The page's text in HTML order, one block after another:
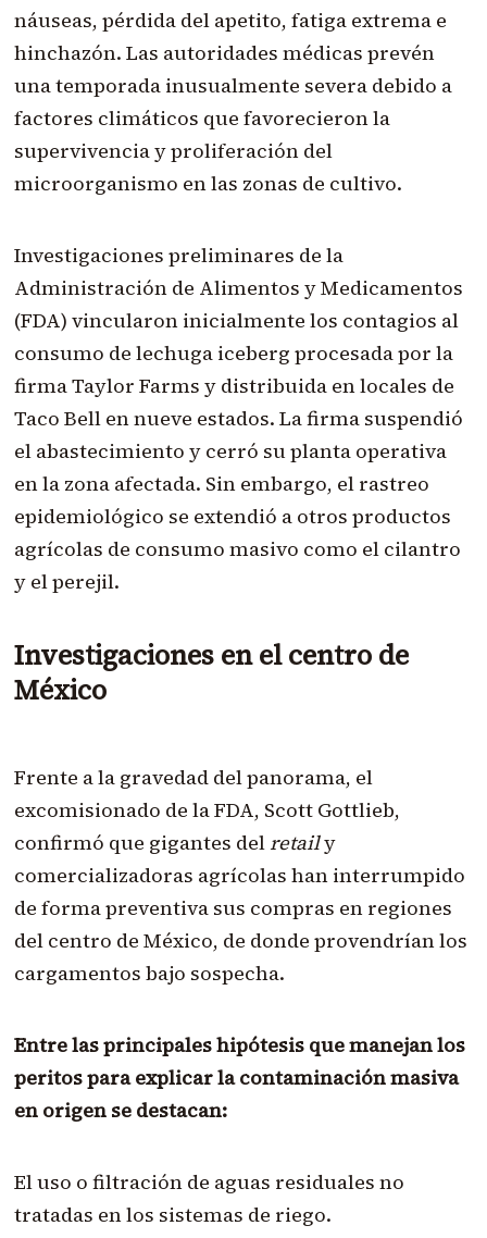
náuseas, pérdida del apetito, fatiga extrema e
hinchazón. Las autoridades médicas prevén
una temporada inusualmente severa debido a
factores climáticos que favorecieron la
supervivencia y proliferación del
microorganismo en las zonas de cultivo.
Investigaciones preliminares de la
Administración de Alimentos y Medicamentos
(FDA) vincularon inicialmente los contagios al
consumo de lechuga iceberg procesada por la
firma Taylor Farms y distribuida en locales de
Taco Bell en nueve estados. La firma suspendió
el abastecimiento y cerró su planta operativa
en la zona afectada. Sin embargo, el rastreo
epidemiológico se extendió a otros productos
agrícolas de consumo masivo como el cilantro
y el perejil.
Investigaciones en el centro de
México
Frente a la gravedad del panorama, el
excomisionado de la FDA, Scott Gottlieb,
confirmó que gigantes del retaily
comercializadoras agrícolas han interrumpido
de forma preventiva sus compras en regiones
del centro de México, de donde provendrían los
cargamentos bajo sospecha.
Entre las principales hipótesis que manejan los
peritos para explicar la contaminación masiva
en origen se destacan:
El uso o filtración de aguas residuales no
tratadas en los sistemas de riego.